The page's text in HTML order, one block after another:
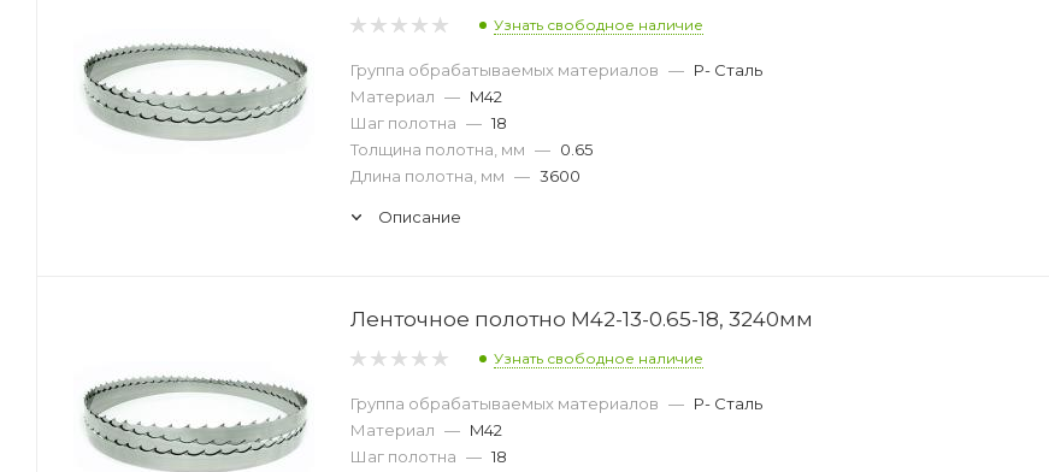
Узнать свободное наличие
Группа обрабатываемых материалов — P- Сталь
Материал — M42
Шаг полотна — 18
Толщина полотна, мм — 0.65
Длина полотна, мм — 3600
Описание
Ленточное полотно M42-13-0.65-18, 3240мм
Узнать свободное наличие
Группа обрабатываемых материалов — P- Сталь
Материал — M42
Шаг полотна — 18